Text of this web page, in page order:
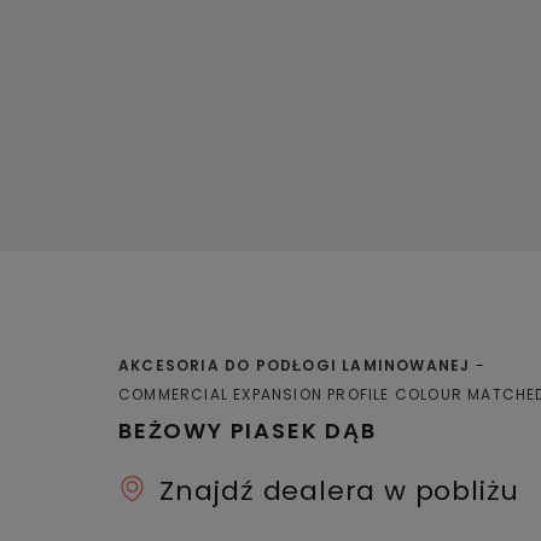
BEŻOWY PIASEK DĄB
AKCESORIA DO PODŁOGI LAMINOWANEJ
COMMERCIAL EXPANSION PROFILE COLOUR
Znajdź dealera w pobliżu